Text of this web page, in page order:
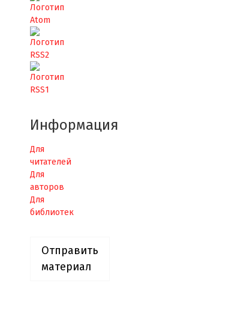
Информация
Для
читателей
Для
авторов
Для
библиотек
Отправить
материал